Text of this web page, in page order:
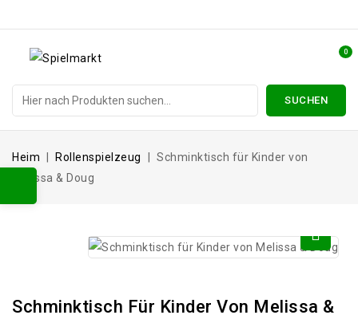
0
SUCHEN
Heim Rollenspielzeug
Schminktisch für Kinder von
Melissa & Doug
Schminktisch Für Kinder Von Melissa &